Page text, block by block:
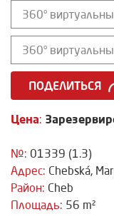
360°
360°
ПОДЕЛИТЬСЯ
Цена:
№: 01339 (1.3)
Адрес: Chebská,
Район: Cheb
Площадь: 56 m²